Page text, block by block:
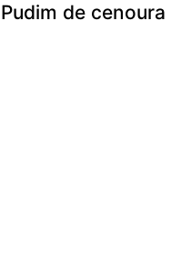
Pudim de cenoura